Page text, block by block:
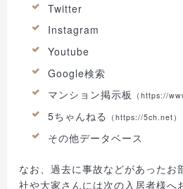
Twitter
Instagram
Youtube
Google検索
マンション掲示板
（https://
5ちゃんねる （https://5ch.net）
その他データベース
なお、過去に事故などがあったお
社や大家さんには次の入居者様へ